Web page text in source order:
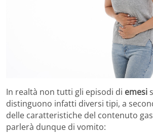
In realtà non tutti gli episodi di emesi
distinguono infatti diversi tipi, a
delle caratteristiche del contenuto
parlerà dunque di vomito: